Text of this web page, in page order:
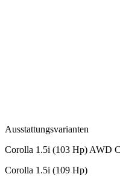
Ausstattungsvarianten
Corolla 1.5i (103 Hp) AWD
Corolla 1.5i (109 Hp)